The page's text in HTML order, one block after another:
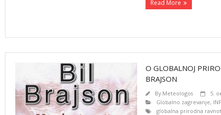
Read More
O GLOBALNOJ
BRAJSON
By Meteologos
5.
Globalno zagrevanje,
globalna prirodna